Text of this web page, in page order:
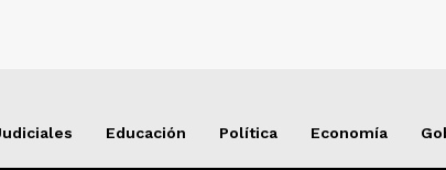
Educación Política Economía